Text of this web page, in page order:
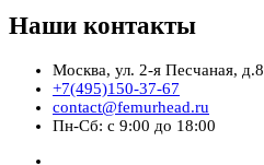
Наши контакты
Москва, ул. 2-я Песчаная, д.8
+7(495)150-37-67
contact@femurhead.ru
Пн-Сб: с 9:00 до 18:00